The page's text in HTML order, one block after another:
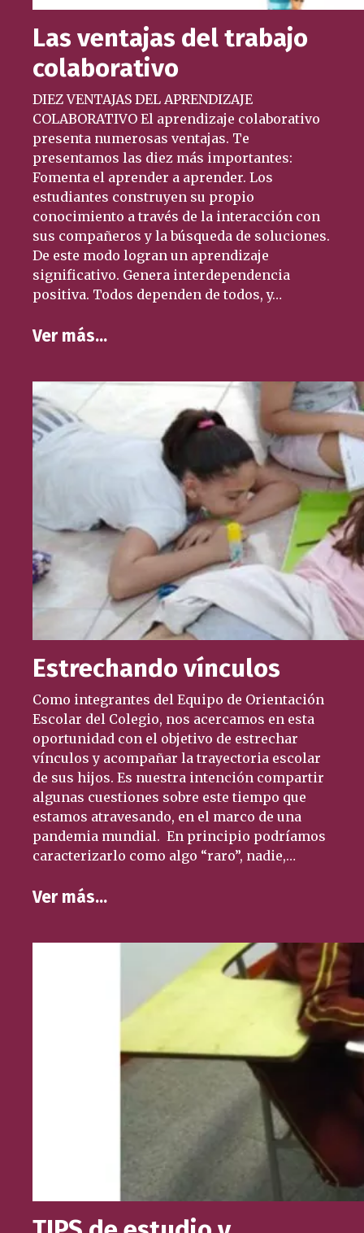
Las ventajas del trabajo
colaborativo
DIEZ VENTAJAS DEL APRENDIZAJE
COLABORATIVO El aprendizaje colaborativo
presenta numerosas ventajas. Te
presentamos las diez más importantes:
Fomenta el aprender a aprender. Los
estudiantes construyen su propio
conocimiento a través de la interacción con
sus compañeros y la búsqueda de soluciones.
De este modo logran un aprendizaje
significativo. Genera interdependencia
positiva. Todos dependen de todos, y…
Ver más…
Estrechando vínculos
Como integrantes del Equipo de Orientación
Escolar del Colegio, nos acercamos en esta
oportunidad con el objetivo de estrechar
vínculos y acompañar la trayectoria escolar
de sus hijos. Es nuestra intención compartir
algunas cuestiones sobre este tiempo que
estamos atravesando, en el marco de una
pandemia mundial. En principio podríamos
caracterizarlo como algo “raro”, nadie,…
Ver más…